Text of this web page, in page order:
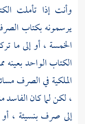
وأنت إذا تأملت
يرسمونه بكتاب
الخمسة ، أو إلى ما
الكتاب الواحد
الملكية في الصرف
، لكن لما كان
إلى صرف بنسيئة ،